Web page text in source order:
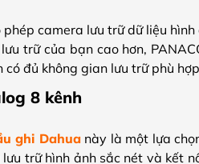
camera lưu trữ dữ liệu
trữ của bạn cao hơn,
đủ không gian lưu trữ phù
8 kênh
ghi Dahuanày là một lựa
lưu trữ hình ảnh sắc nét và kết